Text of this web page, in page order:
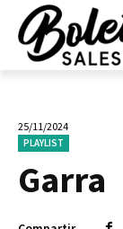
25/11/2024
PLAYLIST
Garra